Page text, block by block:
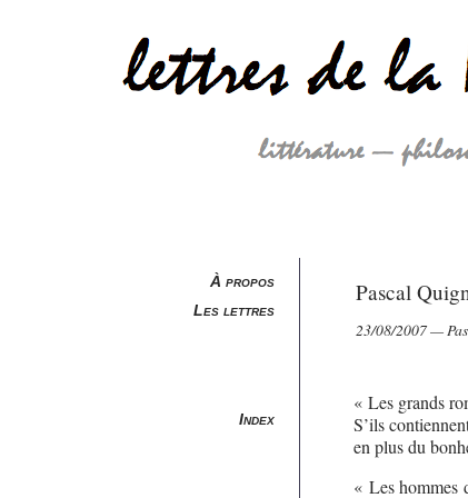
À propos
Les lettres
Index
Pascal
23/08/2007 —
« Les grands
S’ils
en plus du
« Les hommes